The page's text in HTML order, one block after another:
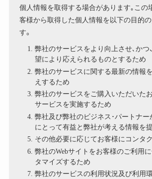
個人情報を取得する場合があります｡この
客様から取得した個人情報を以下の目的
す。
弊社のサービスをより向上させ､かつ
望により応えられるものとするため
弊社のサービスに関する最新の情報
えするため
弊社のサービスをご購入いただいた
サービスを実施するため
弊社及び弊社のビジネス･パートナー
にとって有益と弊社が考える情報を
その他必要に応じてお客様にコンタ
弊社のWebサイトをお客様のご利用
タマイズするため
弊社のサービスの利用状況及び利用